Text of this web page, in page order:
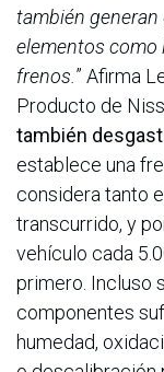
también generan
elementos como
frenos. ” Afirma
Producto de
también
establece una
considera tanto
transcurrido, y
vehículo cada
primero. Incluso
componentes
humedad,